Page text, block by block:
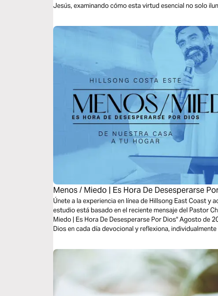
Jesús, examinando cómo esta virtud esencial no solo
Menos / Miedo | Es Hora De Desesperarse
Únete a la experiencia en línea de Hillsong East Coast y
estudio está basado en el reciente mensaje del Pastor
Miedo | Es Hora De Desesperarse Por Dios" Agosto de
Dios en cada día devocional y reflexiona,